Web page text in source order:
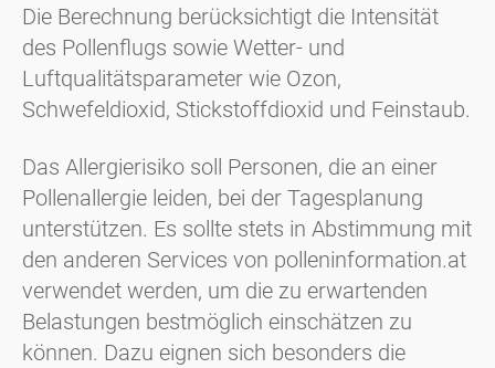
Die Berechnung berücksichtigt die Intensität
des Pollenflugs sowie Wetter- und
Luftqualitätsparameter wie Ozon,
Schwefeldioxid, Stickstoffdioxid und Feinstaub.
Das Allergierisiko soll Personen, die an einer
Pollenallergie leiden, bei der Tagesplanung
unterstützen. Es sollte stets in Abstimmung mit
den anderen Services von polleninformation.at
verwendet werden, um die zu erwartenden
Belastungen bestmöglich einschätzen zu
können. Dazu eignen sich besonders die